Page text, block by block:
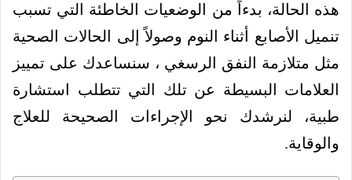
هذه الحالة، بدءاً من الوضعيات الخاطئة التي تسبب
تنميل الأصابع أثناء النوم وصولاً إلى الحالات الصحية
مثل متلازمة النفق الرسغي ، سنساعدك على تمييز
العلامات البسيطة عن تلك التي تتطلب استشارة
طبية، لنرشدك نحو الإجراءات الصحيحة للعلاج
والوقاية.